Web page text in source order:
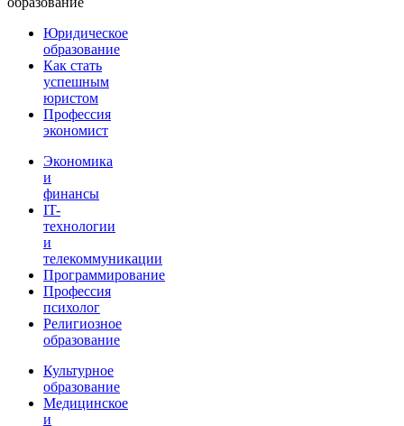
Юридическое
образование
Как стать
успешным
юристом
Профессия
экономист
Экономика
и
финансы
IT-
технологии
и
телекоммуникации
Программирование
Профессия
психолог
Религиозное
образование
Культурное
образование
Медицинское
и